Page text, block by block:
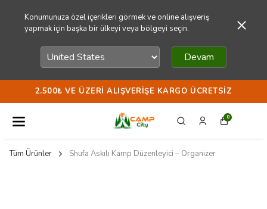
Konumunuza özel içerikleri görmek ve online alışveriş
yapmak için başka bir ülkeyi veya bölgeyi seçin.
Devam
2.500₺ VE ÜZERI ALIŞVERIŞE KARGO ÜCRETSIZ
0
Tüm Ürünler Shufa Askılı Kamp Düzenleyici – Organizer